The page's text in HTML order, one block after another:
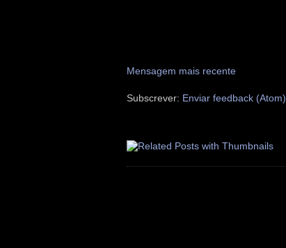
Mensagem mais recente
Subscrever: Enviar feedback (Atom)